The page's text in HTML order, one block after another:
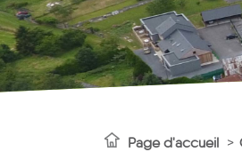
Page d'accueil